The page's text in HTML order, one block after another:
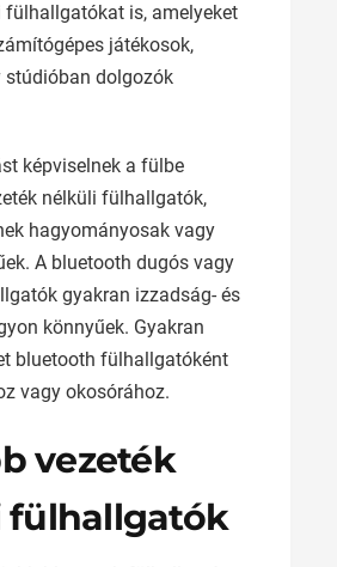
fülhallgatókat is, amelyeket
játékosok,
stúdióban dolgozók
képviselnek a fülbe
nélküli fülhallgatók,
hagyományosak vagy
A bluetooth dugós vagy
gyakran izzadság- és
könnyűek. Gyakran
bluetooth fülhallgatóként
vagy okosórához.
vezeték
fülhallgatók